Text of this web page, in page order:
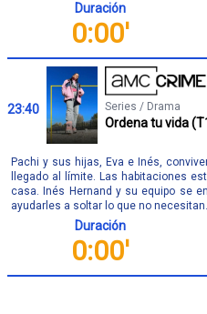
Duración
0:00'
23:40 Series / Drama
Ordena tu vida
Pachi y sus hijas, Eva e Inés,
llegado al límite. Las habitaciones
casa. Inés Hernand y su equipo se
ayudarles a soltar lo que no necesitan.
Duración
0:00'